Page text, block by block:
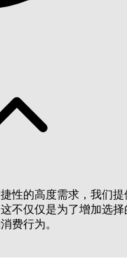
性的高度需求，我们提
不仅仅是为了增加选择
费行为。